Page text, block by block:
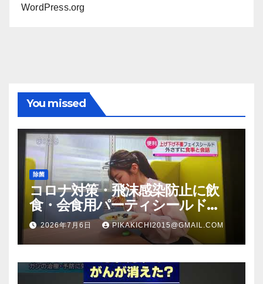
WordPress.org
You missed
除菌
コロナ対策・飛沫感染防止に飲
食・会食用パーティシールド
（マスク会食代替品）ＦＢＣ福井
放送のＴＶ番組での紹介映像
2026年7月6日 PIKAKICHI2015@GMAIL.COM